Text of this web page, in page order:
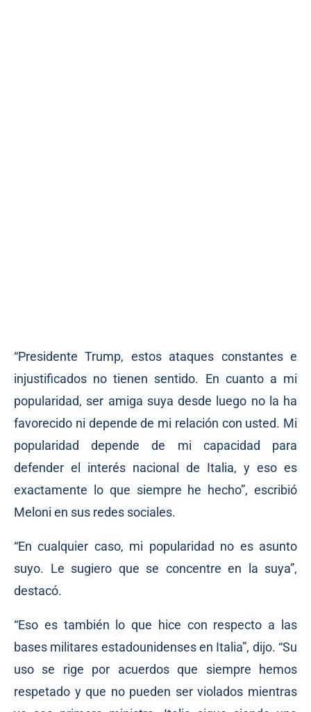
“Presidente Trump, estos ataques constantes e
injustificados no tienen sentido. En cuanto a mi
popularidad, ser amiga suya desde luego no la ha
favorecido ni depende de mi relación con usted. Mi
popularidad depende de mi capacidad para
defender el interés nacional de Italia, y eso es
exactamente lo que siempre he hecho”, escribió
Meloni en sus redes sociales.
“En cualquier caso, mi popularidad no es asunto
suyo. Le sugiero que se concentre en la suya”,
destacó.
“Eso es también lo que hice con respecto a las
bases militares estadounidenses en Italia”, dijo. “Su
uso se rige por acuerdos que siempre hemos
respetado y que no pueden ser violados mientras